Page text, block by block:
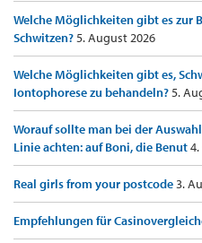
Welche Möglichkeiten gibt es zur
Schwitzen?5. August 2026
Welche Möglichkeiten gibt es,
Iontophorese zu behandeln?5.
Worauf sollte man bei der
Linie achten: auf Boni, die Benut
Real girls from your postcode3.
Empfehlungen für